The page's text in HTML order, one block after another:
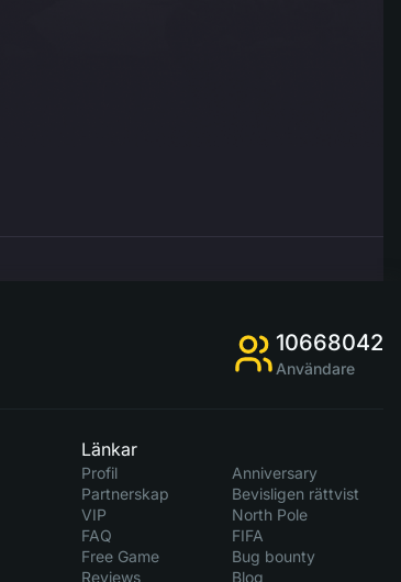
10668042
Användare
Länkar
Profil
Partnerskap
VIP
FAQ
Free Game
Reviews
Anniversary
Bevisligen rättvist
North Pole
FIFA
Bug bounty
Blog